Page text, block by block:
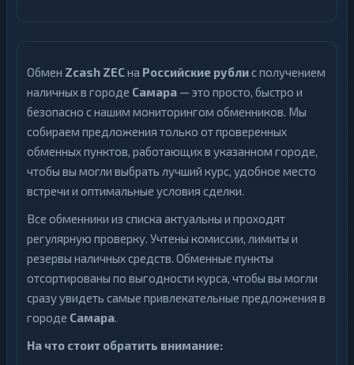
Обмен Zcash ZECна Российские рублис получением
наличных в городе Самара — это просто, быстро и
безопасно с нашим мониторингом обменников. Мы
собираем предложения только от проверенных
обменных пунктов, работающих в указанном городе,
чтобы вы могли выбрать лучший курс, удобное место
встречи и оптимальные условия сделки.
Все обменники из списка актуальны и проходят
регулярную проверку. Учтены комиссии, лимиты и
резервы наличных средств. Обменные пункты
отсортированы по выгодности курса, чтобы вы могли
сразу увидеть самые привлекательные предложения в
городе Самара.
На что стоит обратить внимание: